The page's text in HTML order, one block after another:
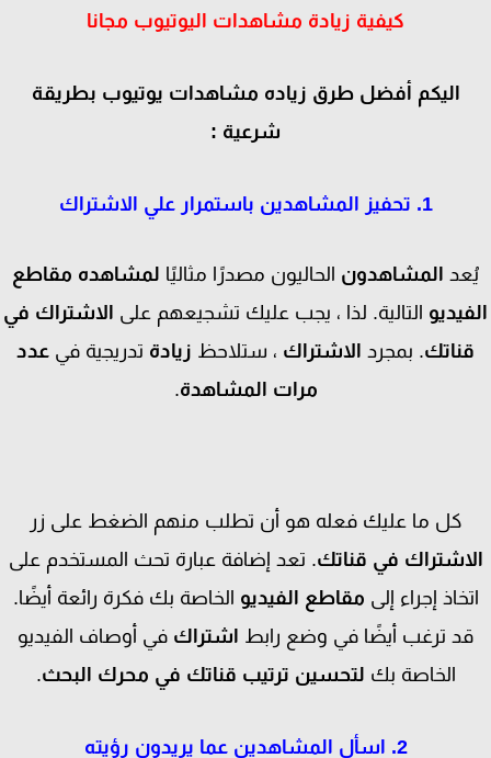
كيفية زيادة مشاهدات اليوتيوب مجانا
اليكم أفضل طرق زياده مشاهدات يوتيوب بطريقة
شرعية :
المشاهدونالحاليون مصدرًا مثاليًالمشاهده مقاطع
التالية. لذا ، يجب عليك تشجيعهم علىالاشتراك في
. بمجردالاشتراك، ستلاحظزيادةتدريجية فيعدد
مرات المشاهدة.
كل ما عليك فعله هو أن تطلب منهم الضغط على زر
في قناتك. تعد إضافة عبارة تحث المستخدم على
إجراء إلىمقاطع الفيديوالخاصة بك فكرة رائعة أيضًا.
ترغب أيضًا في وضع رابطاشتراكفي أوصاف الفيديو
الخاصة بكلتحسين ترتيب قناتك في محرك البحث.